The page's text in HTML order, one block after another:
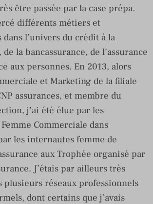
être passée par la case prépa.
différents métiers et
l’univers du crédit à la
la bancassurance, de l’assurance
aux personnes. En 2013, alors
et Marketing de la filiale
assurances, et membre du
j’ai été élue par les
Commerciale dans
les internautes femme de
aux Trophée organisé par
J’étais par ailleurs très
plusieurs réseaux professionnels
dont certains que j’avais